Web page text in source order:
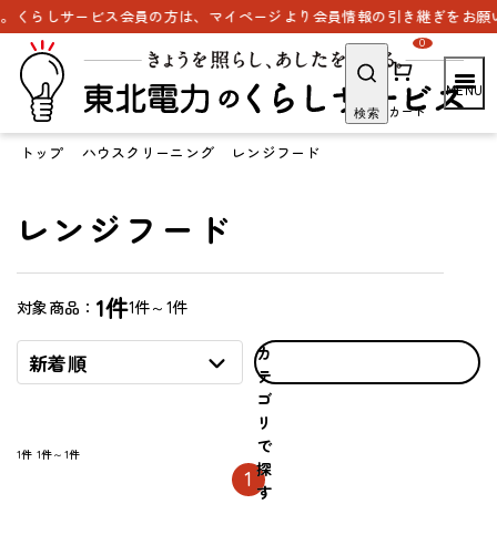
しサービス会員の方は、マイページより会員情報の引き継ぎをお願い
検索 カート
0
トップ ハウスクリーニング レンジフード
レンジフード
対象商品： 1件1件～1件
新着順
カ
テ
ゴ
リ
で
探
す
1件 1件～1件
1